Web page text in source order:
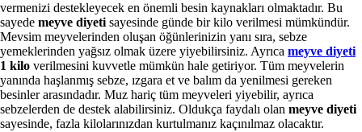
vermenizi destekleyecek en önemli besin kaynakları olmaktadır. Bu
sayede meyve diyeti sayesinde günde bir kilo verilmesi mümkündür.
Mevsim meyvelerinden oluşan öğünlerinizin yanı sıra, sebze
yemeklerinden yağsız olmak üzere yiyebilirsiniz. Ayrıca meyve diyeti
1 kilo verilmesini kuvvetle mümkün hale getiriyor. Tüm meyvelerin
yanında haşlanmış sebze, ızgara et ve balım da yenilmesi gereken
besinler arasındadır. Muz hariç tüm meyveleri yiyebilir, ayrıca
sebzelerden de destek alabilirsiniz. Oldukça faydalı olan meyve diyeti
sayesinde, fazla kilolarınızdan kurtulmanız kaçınılmaz olacaktır.